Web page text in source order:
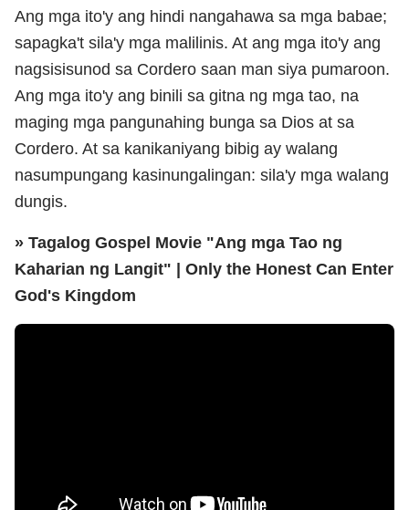
Ang mga ito'y ang hindi nangahawa sa mga babae;
sapagka't sila'y mga malilinis. At ang mga ito'y ang
nagsisisunod sa Cordero saan man siya pumaroon.
Ang mga ito'y ang binili sa gitna ng mga tao, na
maging mga pangunahing bunga sa Dios at sa
Cordero. At sa kanikaniyang bibig ay walang
nasumpungang kasinungalingan: sila'y mga walang
dungis.
» Tagalog Gospel Movie "Ang mga Tao ng
Kaharian ng Langit" | Only the Honest Can Enter
God's Kingdom